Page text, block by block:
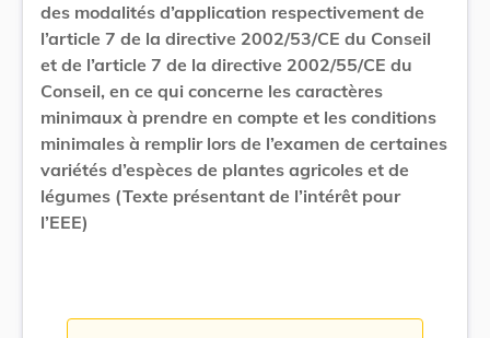
des modalités d’application respectivement de
l’article 7 de la directive 2002/53/CE du Conseil
et de l’article 7 de la directive 2002/55/CE du
Conseil, en ce qui concerne les caractères
minimaux à prendre en compte et les conditions
minimales à remplir lors de l’examen de certaines
variétés d’espèces de plantes agricoles et de
légumes (Texte présentant de l’intérêt pour
l’EEE)